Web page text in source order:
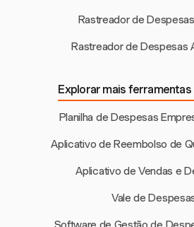
Rastreador de
Rastreador de Despesas
Explorar mais
Planilha de Despesas
Aplicativo de Reembolso de
Aplicativo de Vendas e
Vale de